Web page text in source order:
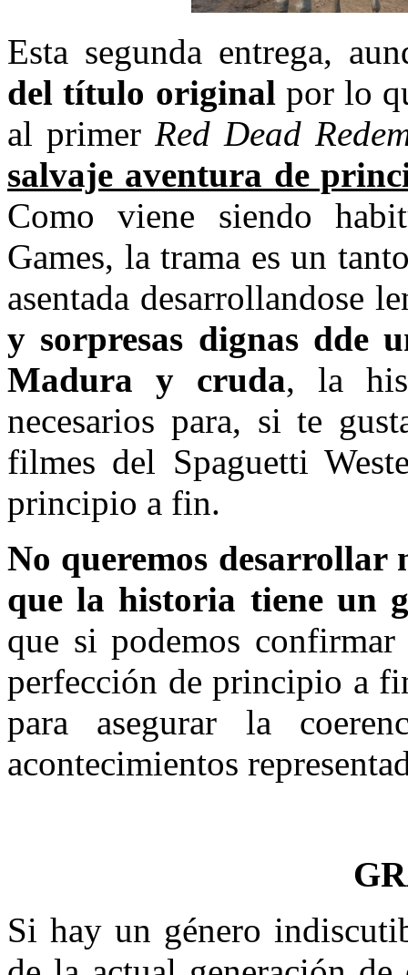
Esta segunda entrega,
del título original por lo
al primer Red Dead
salvaje aventura de
Como viene siendo
Games, la trama es un
asentada desarrollandose
y sorpresas dignas dde
Madura y cruda, la
necesarios para, si te
filmes del Spaguetti
principio a fin.
No queremos desarrollar
que la historia tiene un
que si podemos
perfección de principio a
para asegurar la
acontecimientos
Si hay un género